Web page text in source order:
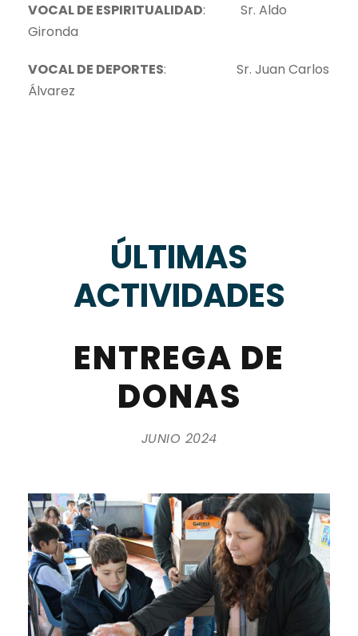
VOCAL DE ESPIRITUALIDAD: Sr. Aldo
Gironda
VOCAL DE DEPORTES: Sr. Juan Carlos
Álvarez
ÚLTIMAS
ACTIVIDADES
ENTREGA DE
DONAS
JUNIO 2024